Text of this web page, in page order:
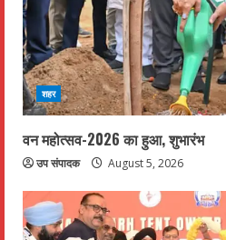
शहर
वन महोत्सव-2026 का हुआ, शुभारंभ
उप संपादक August 5, 2026